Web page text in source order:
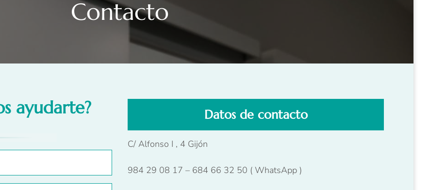
Contacto
ayudarte? Datos de contacto
C/ Alfonso I , 4 Gijón
984 29 08 17 – 684 66 32 50 ( WhatsApp )